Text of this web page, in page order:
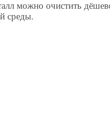
можно очистить
среды.